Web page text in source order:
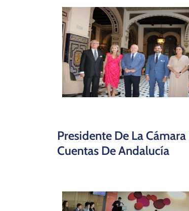
Presidente De La Cámara
Cuentas De Andalucía